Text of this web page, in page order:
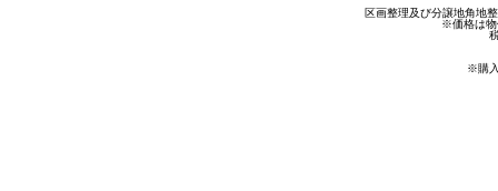
区画整理及び分譲地角地
※価格は物
※購